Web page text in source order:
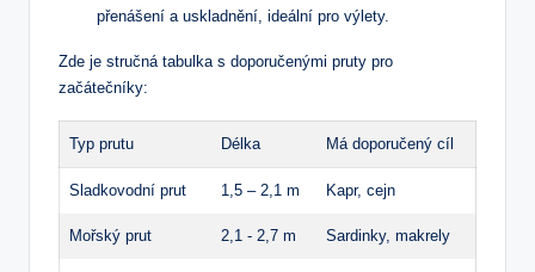
přenášení a uskladnění, ideální⁢ pro⁣ výlety.
Zde je stručná tabulka s doporučenými pruty ​pro
začátečníky:
Typ prutu Délka Má doporučený ⁣cíl
Sladkovodní prut 1,5 – ⁤2,1 m Kapr,​ cejn
Mořský⁣ prut 2,1 -⁢ 2,7 m Sardinky, makrely